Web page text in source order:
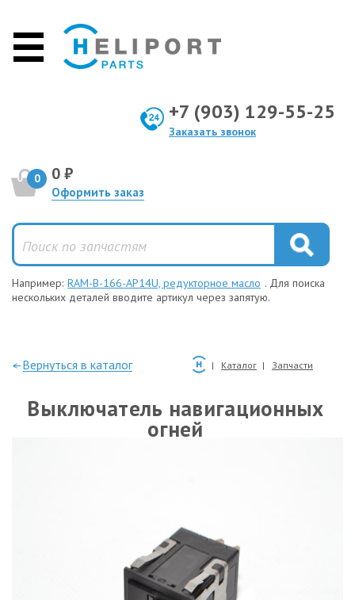
+7 (903) 129-55-25
Заказать звонок
0 0 ₽
Оформить заказ
Например: RAM-B-166-AP14U, редукторное масло . Для поиска
нескольких деталей вводите артикул через запятую.
—Вернуться в каталог Каталог Запчасти
Выключатель навигационных
огней